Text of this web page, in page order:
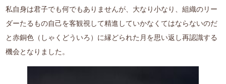
私自身は君子でも何でもありませんが、大なり小なり、組織のリー
ダーたるもの自己を客観視して精進していかなくてはならないのだ
と赤銅色（しゃくどういろ）に縁どられた月を思い返し再認識する
機会となりました。